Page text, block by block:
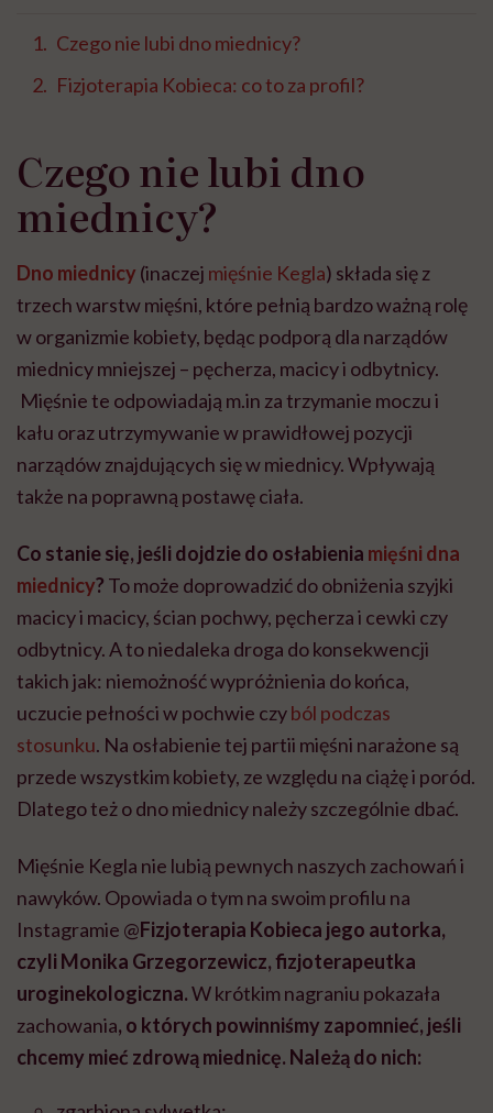
Czego nie lubi dno miednicy?
Fizjoterapia Kobieca: co to za profil?
Czego nie lubi dno
miednicy?
Dno miednicy (inaczej mięśnie Kegla) składa się z
trzech warstw mięśni, które pełnią bardzo ważną rolę
w organizmie kobiety, będąc podporą dla narządów
miednicy mniejszej – pęcherza, macicy i odbytnicy.
Mięśnie te odpowiadają m.in za trzymanie moczu i
kału oraz utrzymywanie w prawidłowej pozycji
narządów znajdujących się w miednicy. Wpływają
także na poprawną postawę ciała.
Co stanie się, jeśli dojdzie do osłabienia mięśni dna
miednicy? To może doprowadzić do obniżenia szyjki
macicy i macicy, ścian pochwy, pęcherza i cewki czy
odbytnicy. A to niedaleka droga do konsekwencji
takich jak: niemożność wypróżnienia do końca,
uczucie pełności w pochwie czyból podczas
stosunku. Na osłabienie tej partii mięśni narażone są
przede wszystkim kobiety, ze względu na ciążę i poród.
Dlatego też o dno miednicy należy szczególnie dbać.
Mięśnie Kegla nie lubią pewnych naszych zachowań i
nawyków. Opowiada o tym na swoim profilu na
Instagramie @Fizjoterapia Kobieca jego autorka,
czyli Monika Grzegorzewicz, fizjoterapeutka
uroginekologiczna.W krótkim nagraniu pokazała
zachowania, o których powinniśmy zapomnieć, jeśli
chcemy mieć zdrową miednicę. Należą do nich: